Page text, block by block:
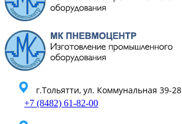
г.Тольятти, ул. Коммунальная 39-28
+7 (8482) 61-82-00